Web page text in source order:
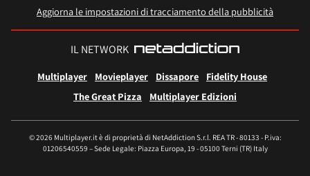
Aggiorna le impostazioni di tracciamento della pubblicità
IL NETWORK
Multiplayer Movieplayer Dissapore
Fidelity House
The Great Pizza
Multiplayer Edizioni
© 2026 Multiplayer.it è di proprietà di NetAddiction S.r.l. REA TR - 80133 - P.iva:
01206540559 – Sede Legale: Piazza Europa, 19 - 05100 Terni (TR) Italy